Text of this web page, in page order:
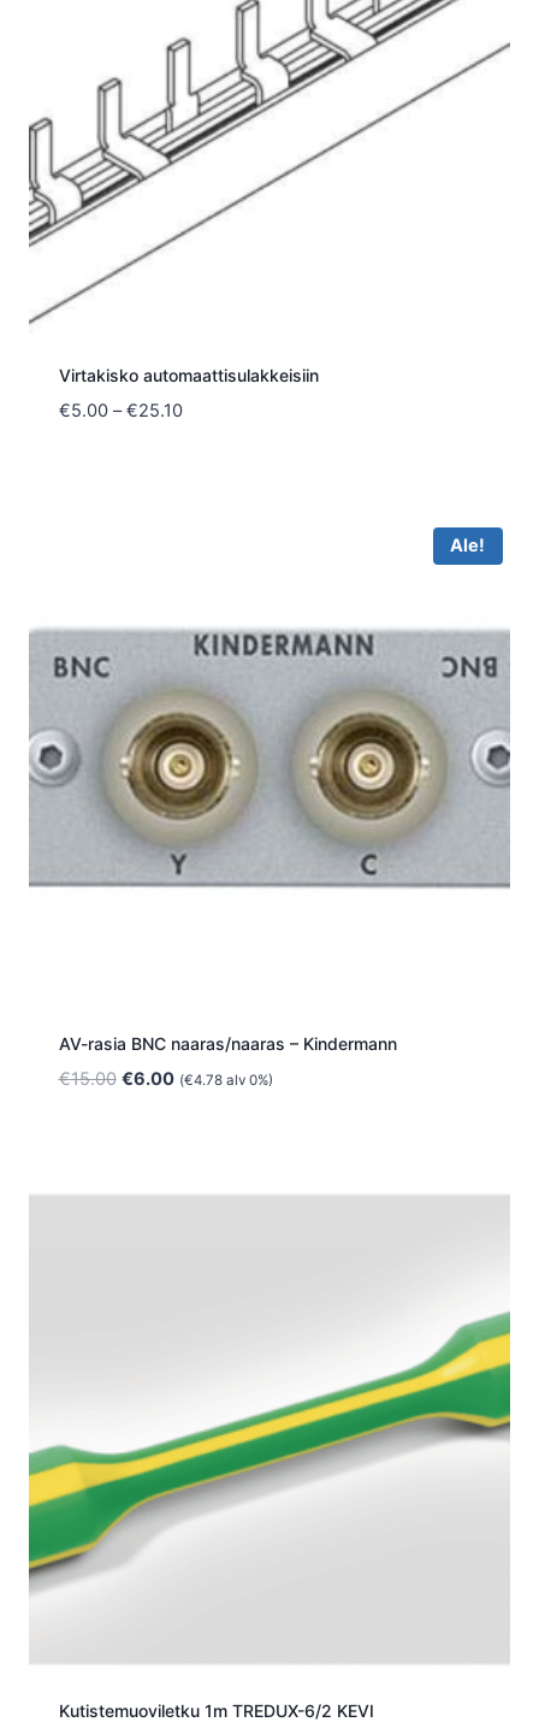
Virtakisko automaattisulakkeisiin
€5.00 – €25.10Hintaluokka:
Ale!
AV-rasia BNC naaras/naaras – Kindermann
€15.00 Alkuperäinen
€6.00Nykyinen
(€4.78alv 0%)
Kutistemuoviletku 1m TREDUX-6/2 KEVI